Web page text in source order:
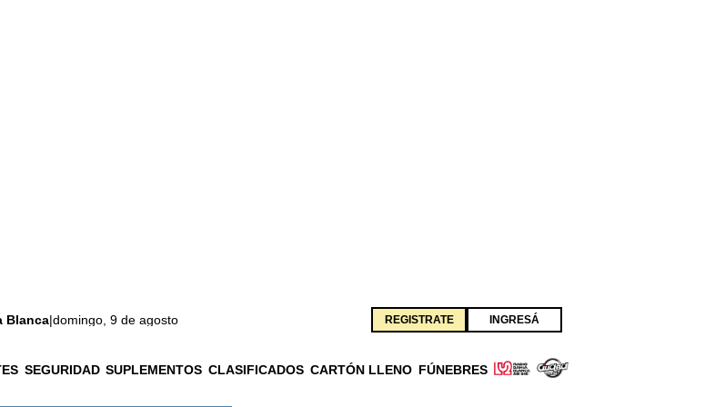
Blanca|domingo, 9 de agosto REGISTRATE INGRESÁ
SEGURIDAD SUPLEMENTOS CLASIFICADOS CARTÓN LLENO FÚNEBRES